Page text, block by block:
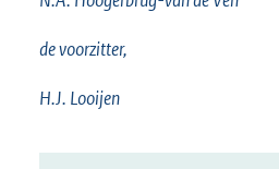
de voorzitter,
H.J. Looijen